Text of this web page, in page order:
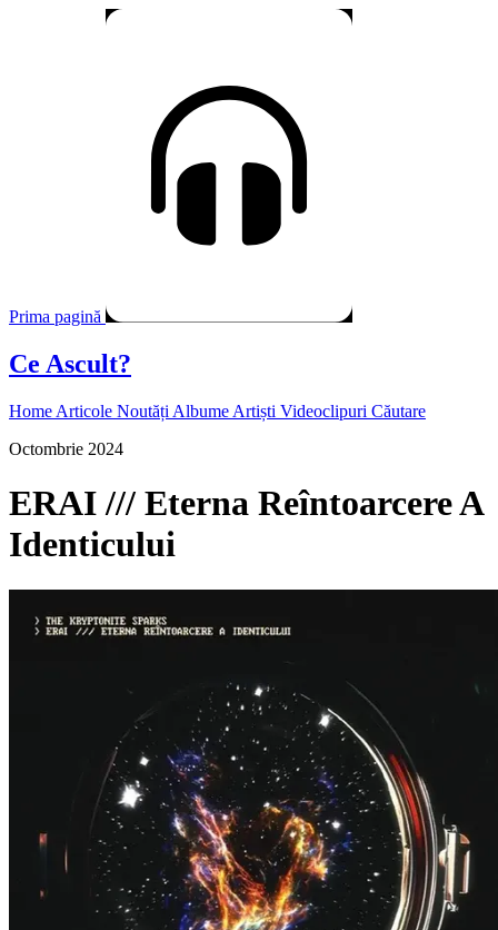
Prima pagină
Ce Ascult?
Home Articole Noutăți Albume Artiști Videoclipuri Căutare
Octombrie 2024
ERAI /// Eterna Reîntoarcere A
Identicului
Pagina externă
Pagina externă
Vezi pagina artistului